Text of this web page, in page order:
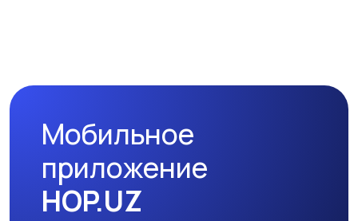
Мобильное
приложение
HOP.UZ